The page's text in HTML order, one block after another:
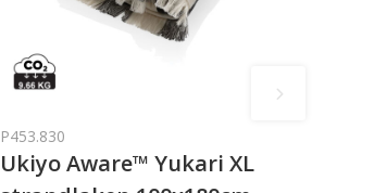
P453.830
Ukiyo Aware™ Yukari XL